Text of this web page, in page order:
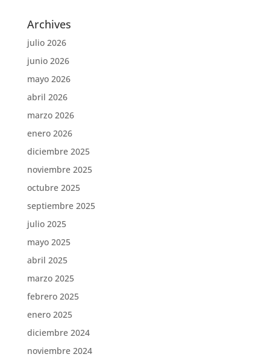
Archives
julio 2026
junio 2026
mayo 2026
abril 2026
marzo 2026
enero 2026
diciembre 2025
noviembre 2025
octubre 2025
septiembre 2025
julio 2025
mayo 2025
abril 2025
marzo 2025
febrero 2025
enero 2025
diciembre 2024
noviembre 2024